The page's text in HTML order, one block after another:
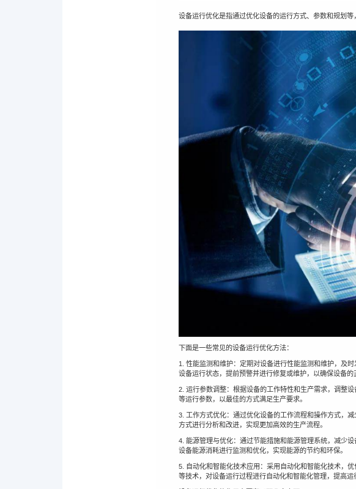
设备运行优化是指通过优化设备的运行方式、参数和规划
下面是一些常见的设备运行优化方法：
1. 性能监测和维护：定期对设备进行性能监测和维护，及
设备运行状态，提前预警并进行修复或维护，以确保设备的
2. 运行参数调整：根据设备的工作特性和生产需求，调整
等运行参数，以最佳的方式满足生产要求。
3. 工作方式优化：通过优化设备的工作流程和操作方式，
方式进行分析和改进，实现更加高效的生产流程。
4. 能源管理与优化：通过节能措施和能源管理系统，减少
设备能源消耗进行监测和优化，实现能源的节约和环保。
5. 自动化和智能化技术应用：采用自动化和智能化技术，
等技术，对设备运行过程进行自动化和智能化管理，提高运